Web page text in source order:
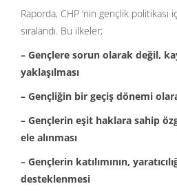
Raporda, CHP ‘nin gençlik
sıralandı. Bu ilkeler;
– Gençlere sorun olarak değil,
yaklaşılması
– Gençliğin bir geçiş dönemi
– Gençlerin eşit haklara sahip
ele alınması
– Gençlerin katılımının,
desteklenmesi